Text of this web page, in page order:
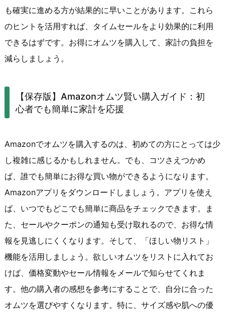
も確実に進める方が結果的に早いことがあります。これら
のヒントを活用すれば、タイムセールをより効果的に利用
できるはずです。お得にオムツを購入して、家計の負担を
減らしましょう。
【保存版】Amazonオムツ賢い購入ガイド：初
心者でも簡単に家計を応援
Amazonでオムツを購入するのは、初めての方にとっては少
し複雑に感じるかもしれません。でも、コツさえつかめ
ば、誰でも簡単にお得な買い物ができるようになります。
Amazonアプリをダウンロードしましょう。アプリを使え
ば、いつでもどこでも簡単に商品をチェックできます。ま
た、セールやクーポンの通知も受け取れるので、お得な情
報を見逃しにくくなります。そして、「ほしい物リスト」
機能を活用しましょう。欲しいオムツをリストに入れてお
けば、価格変動やセール情報をメールで知らせてくれま
す。他の購入者の感想を参考にすることで、自分に合った
オムツを選びやすくなります。特に、サイズ感や肌への優